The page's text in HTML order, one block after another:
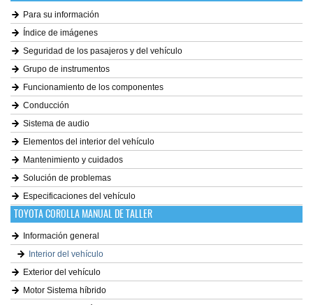
Para su información
Índice de imágenes
Seguridad de los pasajeros y del vehículo
Grupo de instrumentos
Funcionamiento de los componentes
Conducción
Sistema de audio
Elementos del interior del vehículo
Mantenimiento y cuidados
Solución de problemas
Especificaciones del vehículo
TOYOTA COROLLA MANUAL DE TALLER
Información general
Interior del vehículo
Exterior del vehículo
Motor Sistema híbrido